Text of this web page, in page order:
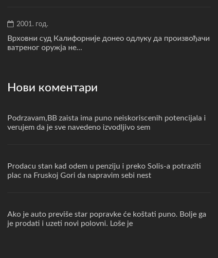
2001. год.
Врховни суд Калифорније донео одлуку да произвођачи
ватреног оружја не...
Нови коментари
Podrzavam,BB zaista ima puno neiskoriscenih potencijala i
verujem da je sve navedeno izvodljivo sem
Prodacu stan kad odem u penziju i preko Solis-a potraziti
plac na Fruskoj Gori da napravim sebi nest
Ako je auto previše star popravke će koštati puno. Bolje ga
je prodati i uzeti novi polovni. Loše je